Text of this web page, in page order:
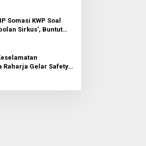
Somasi KWP Soal
Sirkus’, Buntut
Sufmi Dasco
Raharja Gelar Safety
Medan Industri